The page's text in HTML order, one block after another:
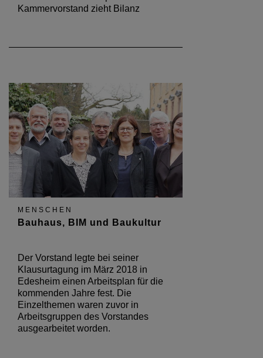
Kammervorstand zieht Bilanz
MENSCHEN
Bauhaus, BIM und Baukultur
Der Vorstand legte bei seiner
Klausurtagung im März 2018 in
Edesheim einen Arbeitsplan für die
kommenden Jahre fest. Die
Einzelthemen waren zuvor in
Arbeitsgruppen des Vorstandes
ausgearbeitet worden.